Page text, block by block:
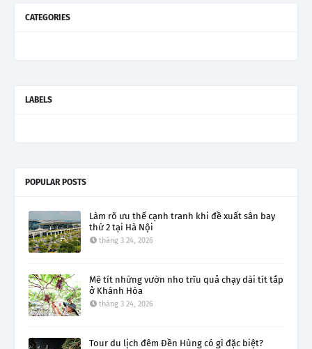
CATEGORIES
LABELS
POPULAR POSTS
Làm rõ ưu thế cạnh tranh khi đề xuất sân bay
thứ 2 tại Hà Nội
tháng 3 24, 2026
Mê tít những vườn nho trĩu quả chạy dài tít tắp
ở Khánh Hòa
tháng 3 24, 2026
Tour du lịch đêm Đền Hùng có gì đặc biệt?